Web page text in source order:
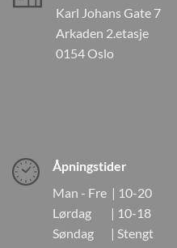
Karl Johans Gate 7
Arkaden 2.etasje
0154 Oslo
Åpningstider
Man - Fre | 10-20
Lørdag | 10-18
Søndag | Stengt